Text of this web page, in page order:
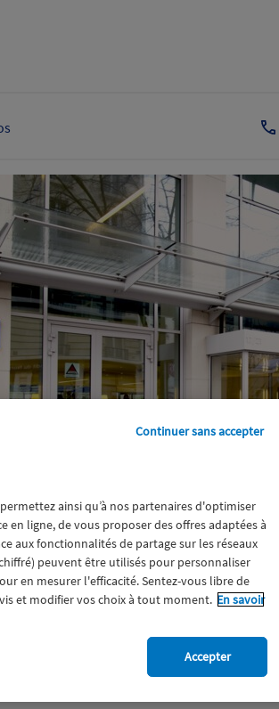
ainsi qu’à nos partenaires d'optimiser
ligne, de vous proposer des offres adaptées à
aux fonctionnalités de partage sur les réseaux
peuvent être utilisés pour personnaliser
en mesurer l'efficacité. Sentez-vous libre de
et modifier vos choix à tout moment. En savoir
Continuer sans accepter
Accepter